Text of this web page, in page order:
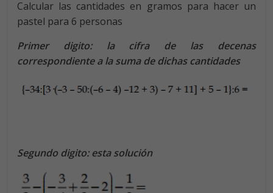
Calcular las cantidades en gramos para hacer un
pastel para 6 personas
Primer digito: la cifra de las decenas
correspondiente a la suma de dichas cantidades
Segundo digito: esta solución